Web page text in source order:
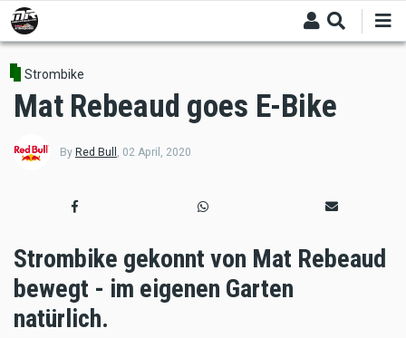
Skip
to
main
content
Strombike
Mat Rebeaud goes E-Bike
By Red Bull 02 April, 2020
Strombike gekonnt von Mat Rebeaud
bewegt - im eigenen Garten
natürlich.